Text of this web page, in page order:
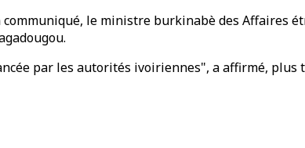
le ministre burkinabè des Affaires
par les autorités ivoiriennes", a affirmé,